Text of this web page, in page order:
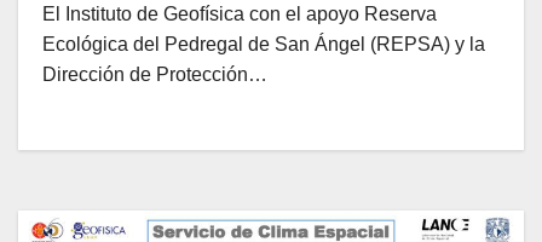
El Instituto de Geofísica con el apoyo Reserva
Ecológica del Pedregal de San Ángel (REPSA) y la
Dirección de Protección…